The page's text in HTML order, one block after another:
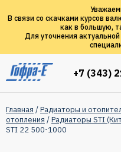
В связи со скачками курсов
как в большую,
Для уточнения
+7 (343)
Главная /Радиаторы и
отопления /Радиаторы STI
STI 22 500-1000